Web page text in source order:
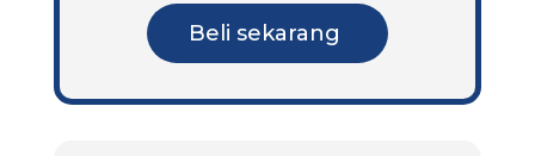
Beli sekarang